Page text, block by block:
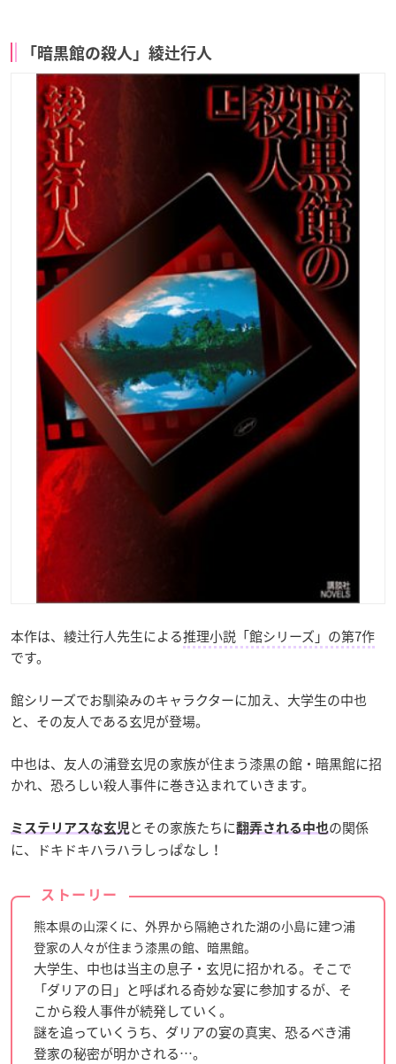
「暗黒館の殺人」綾辻行人
本作は、綾辻行人先生による推理小説「館シリーズ」の第7作
です。
館シリーズでお馴染みのキャラクターに加え、大学生の中也
と、その友人である玄児が登場。
中也は、友人の浦登玄児の家族が住まう漆黒の館・暗黒館に招
かれ、恐ろしい殺人事件に巻き込まれていきます。
ミステリアスな玄児 とその家族たちに翻弄される中也の関係
に、ドキドキハラハラしっぱなし！
ストーリー
熊本県の山深くに、外界から隔絶された湖の小島に建つ浦
登家の人々が住まう漆黒の館、暗黒館。
大学生、中也は当主の息子・玄児に招かれる。そこで
「ダリアの日」と呼ばれる奇妙な宴に参加するが、そ
こから殺人事件が続発していく。
謎を追っていくうち、ダリアの宴の真実、恐るべき浦
登家の秘密が明かされる…。